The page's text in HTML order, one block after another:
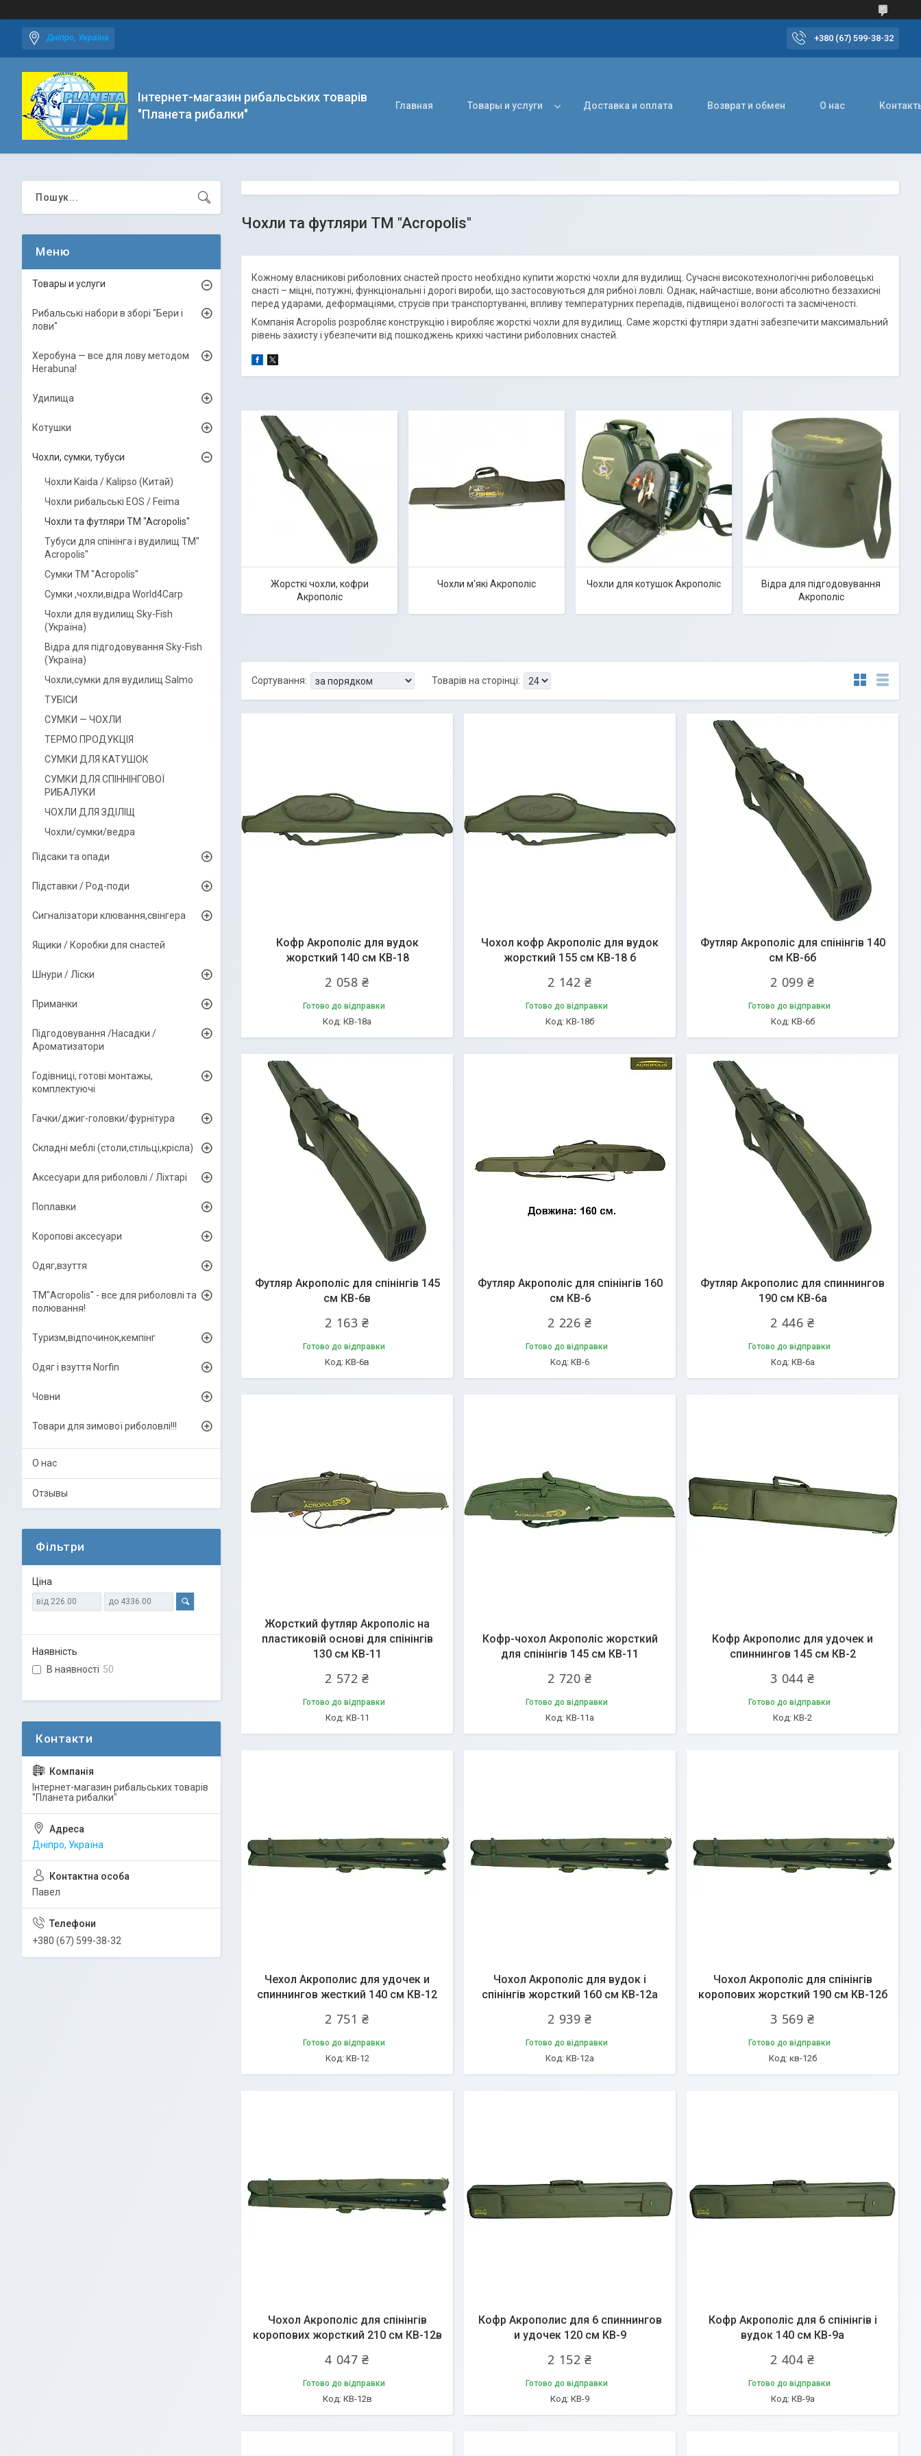
Дніпро, Україна +380 (67) 599-38-32
Інтернет-магазин рибальських товарів
"Планета рибалки"
Главная Товары и услуги Доставка и оплата Возврат и обмен О нас
Чохли та футляри TM "Acropolis"
Кожному власникові риболовних снастей просто необхідно купити жорсткі чохли для вудилищ. Сучасні високотехнологічні риболовецькі
снасті – міцні, потужні, функціональні і дорогі вироби, що застосовуються для рибної ловлі. Однак, найчастіше, вони абсолютно беззахисні
перед ударами, деформаціями, струсів при транспортуванні, впливу температурних перепадів, підвищеної вологості та засміченості.
Компанія Acropolis розробляє конструкцію і виробляє жорсткі чохли для вудилищ. Саме жорсткі футляри здатні забезпечити максимальний
рівень захисту і убезпечити від пошкоджень крихкі частини риболовних снастей.
Жорсткі чохли, кофри
Акрополіс
Чохли м'які Акрополіс Чохли для котушок Акрополіс
Відра для підгодовування
Акрополіс
Кофр Акрополіс для вудок
жорсткий 140 см КВ-18
2 058 ₴
Готово до відправки
КВ-18а
Чохол кофр Акрополіс для вудок
жорсткий 155 см КВ-18 б
2 142 ₴
Готово до відправки
КВ-18б
Футляр Акрополіс для спінінгів 140
см КВ-6б
2 099 ₴
Готово до відправки
КВ-6б
Футляр Акрополіс для спінінгів 145
см КВ-6в
2 163 ₴
Готово до відправки
КВ-6в
Футляр Акрополіс для спінінгів 160
см КВ-6
2 226 ₴
Готово до відправки
КВ-6
Футляр Акрополис для спиннингов
190 см КВ-6а
2 446 ₴
Готово до відправки
КВ-6а
Жорсткий футляр Акрополіс на
пластиковій основі для спінінгів
130 см КВ-11
2 572 ₴
Готово до відправки
КВ-11
Кофр-чохол Акрополіс жорсткий
для спінінгів 145 см КВ-11
2 720 ₴
Готово до відправки
КВ-11а
Кофр Акрополис для удочек и
спиннингов 145 см КВ-2
3 044 ₴
Готово до відправки
КВ-2
Чехол Акрополис для удочек и
спиннингов жесткий 140 см КВ-12
2 751 ₴
Готово до відправки
КВ-12
Чохол Акрополіс для вудок і
спінінгів жорсткий 160 см КВ-12а
2 939 ₴
Готово до відправки
КВ-12a
Чохол Акрополіс для спінінгів
коропових жорсткий 190 см КВ-12б
3 569 ₴
Готово до відправки
кв-12б
Чохол Акрополіс для спінінгів
коропових жорсткий 210 см КВ-12в
4 047 ₴
Готово до відправки
КВ-12в
Кофр Акрополис для 6 спиннингов
и удочек 120 см КВ-9
2 152 ₴
Готово до відправки
КВ-9
Кофр Акрополіс для 6 спінінгів і
вудок 140 см КВ-9а
2 404 ₴
Готово до відправки
КВ-9а
Товары и услуги
Рибальські набори в зборі "Бери і
лови"
Херобуна — все для лову методом
Herabuna!
Удилища
Котушки
Чохли, сумки, тубуси
Чохли Kaida / Kalipso (Китай)
Чохли рибальські EOS / Feima
Чохли та футляри TM "Acropolis"
Тубуси для спінінга і вудилищ ТМ"
Acropolis"
Сумки ТМ "Acropolis"
Сумки ,чохли,відра World4Carp
Чохли для вудилищ Sky-Fish
(Україна)
Відра для підгодовування Sky-Fish
(Україна)
Чохли,сумки для вудилищ Salmo
ТУБІСИ
СУМКИ — ЧОХЛИ
ТЕРМО ПРОДУКЦІЯ
СУМКИ ДЛЯ КАТУШОК
СУМКИ ДЛЯ СПІННІНГОВОЇ
РИБАЛУКИ
ЧОХЛИ ДЛЯ ЗДІЛІЩ
Чохли/сумки/ведра
Підсаки та опади
Підставки / Род-поди
Сигналізатори клювання,свінгера
Ящики / Коробки для снастей
Шнури / Ліски
Приманки
Підгодовування /Насадки /
Ароматизатори
Годівниці, готові монтажы,
комплектуючі
Гачки/джиг-головки/фурнітура
Складні меблі (столи,стільці,крісла)
Аксесуари для риболовлі / Ліхтарі
Поплавки
Коропові аксесуари
Одяг,взуття
ТМ"Acropolis" - все для риболовлі та
полювання!
Туризм,відпочинок,кемпінг
Одяг і взуття Norfin
Човни
Товари для зимової риболовлі!!!
О нас
Отзывы
Фільтри
Ціна
Наявність
В наявності 50
Інтернет-магазин рибальських товарів
"Планета рибалки"
Дніпро, Україна
Павел
+380 (67) 599-38-32